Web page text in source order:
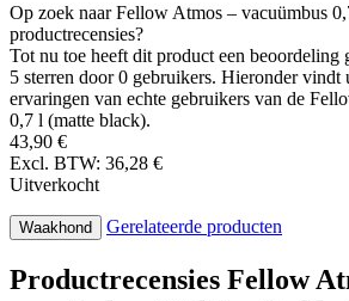
Op zoek naar Fellow Atmos – vacuümbus
productrecensies?
Tot nu toe heeft dit product een beoordeling
5 sterren door 0 gebruikers. Hieronder vindt
ervaringen van echte gebruikers van de
0,7 l (matte black).
43,90 €
Excl. BTW: 36,28 €
Uitverkocht
Waakhond Gerelateerde producten
Productrecensies Fellow